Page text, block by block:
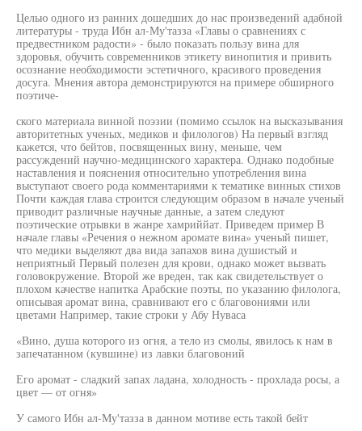
Целью одного из ранних дошедших до нас произведений адабной
литературы - труда Ибн ал-Му'тазза «Главы о сравнениях с
предвестником радости» - было показать пользу вина для
здоровья, обучить современников этикету винопития и привить
осознание необходимости эстетичного, красивого проведения
досуга. Мнения автора демонстрируются на примере обширного
поэтиче-
ского материала винной поэзии (помимо ссылок на высказывания
авторитетных ученых, медиков и филологов) На первый взгляд
кажется, что бейтов, посвященных вину, меньше, чем
рассуждений научно-медицинского характера. Однако подобные
наставления и пояснения относительно употребления вина
выступают своего рода комментариями к тематике винных стихов
Почти каждая глава строится следующим образом в начале ученый
приводит различные научные данные, а затем следуют
поэтические отрывки в жанре хамриййат. Приведем пример В
начале главы «Речения о нежном аромате вина» ученый пишет,
что медики выделяют два вида запахов вина душистый и
неприятный Первый полезен для крови, однако может вызвать
головокружение. Второй же вреден, так как свидетельствует о
плохом качестве напитка Арабские поэты, по указанию филолога,
описывая аромат вина, сравнивают его с благовониями или
цветами Например, такие строки у Абу Нуваса
«Вино, душа которого из огня, а тело из смолы, явилось к нам в
запечатанном (кувшине) из лавки благовоний
Его аромат - сладкий запах ладана, холодность - прохлада росы, а
цвет — от огня»
У самого Ибн ал-Му'тазза в данном мотиве есть такой бейт